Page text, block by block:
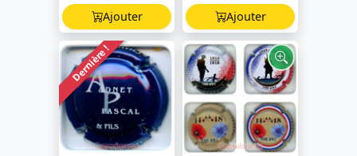
Ajouter
Ajouter
Dernière !